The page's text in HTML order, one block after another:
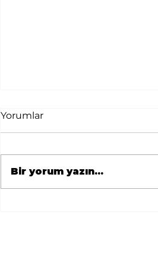
Yorumlar
Bir yorum yazın...